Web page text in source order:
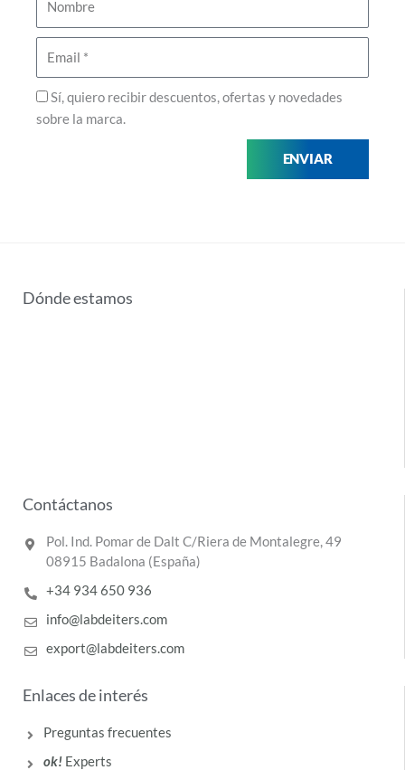
Privacidad
Sí, quiero recibir descuentos, ofertas y novedades
sobre la marca.
ENVIAR
Dónde estamos
Contáctanos
Pol. Ind. Pomar de Dalt C/Riera de Montalegre, 49
08915 Badalona (España)
+34 934 650 936
info@labdeiters.com
export@labdeiters.com
Enlaces de interés
Preguntas frecuentes
ok!Experts